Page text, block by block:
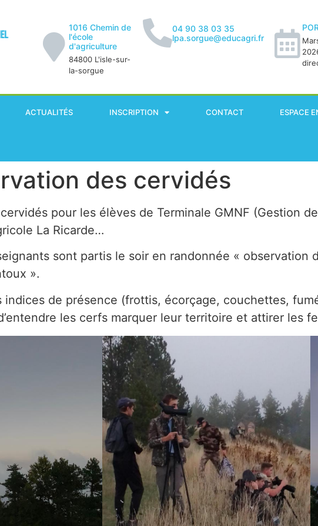
1016 Chemin de
l'école
d'agriculture
84800 L'isle-sur-
la-sorgue
04 90 38 03 35
lpa.sorgue@educagri.fr
ACTUALITÉS INSCRIPTION CONTACT ESPACE
des cervidés
pour les élèves de Terminale GMNF (Gestion
La Ricarde…
sont partis le soir en randonnée « observation
».
indices de présence (frottis, écorçage, couchettes,
les cerfs marquer leur territoire et attirer les